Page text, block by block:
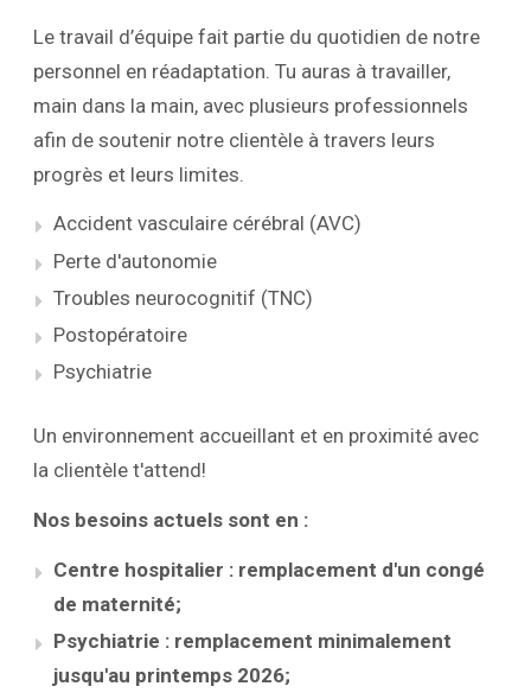
Le travail d’équipe fait partie du quotidien de notre
personnel en réadaptation. Tu auras à travailler,
main dans la main, avec plusieurs professionnels
afin de soutenir notre clientèle à travers leurs
progrès et leurs limites.
Accident vasculaire cérébral (AVC)
Perte d'autonomie
Troubles neurocognitif (TNC)
Postopératoire
Psychiatrie
Un environnement accueillant et en proximité avec
la clientèle t'attend!
Nos besoins actuels sont en :
Centre hospitalier : remplacement d'un congé
de maternité;
Psychiatrie : remplacement minimalement
jusqu'au printemps 2026;